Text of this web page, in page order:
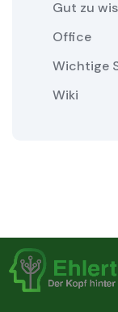
Gut zu
Office
Wichtige
Wiki